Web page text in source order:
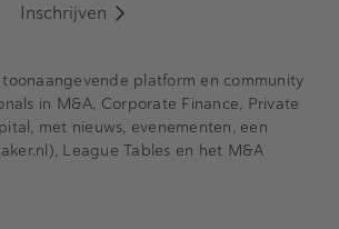
Inschrijven
platform en community
in M&A, Corporate Finance, Private
met nieuws, evenementen, een
League Tables en het M&A